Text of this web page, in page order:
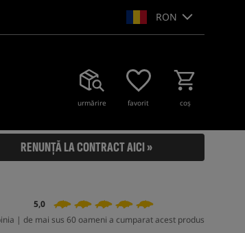
RON
urmărire favorit coş
RENUNȚĂ LA CONTRACT AICI »
5,0
| de mai sus 60 oameni a cumparat acest produs